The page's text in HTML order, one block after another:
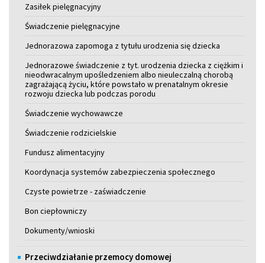
Zasiłek pielęgnacyjny
Świadczenie pielęgnacyjne
Jednorazowa zapomoga z tytułu urodzenia się dziecka
Jednorazowe świadczenie z tyt. urodzenia dziecka z ciężkim i
nieodwracalnym upośledzeniem albo nieuleczalną chorobą
zagrażającą życiu, które powstało w prenatalnym okresie
rozwoju dziecka lub podczas porodu
Świadczenie wychowawcze
Świadczenie rodzicielskie
Fundusz alimentacyjny
Koordynacja systemów zabezpieczenia społecznego
Czyste powietrze - zaświadczenie
Bon ciepłowniczy
Dokumenty/wnioski
Przeciwdziałanie przemocy domowej